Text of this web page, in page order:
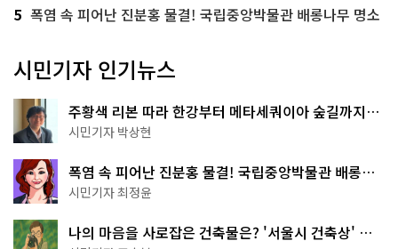
5 폭염 속 피어난 진분홍 물결! 국립중앙박물관 배롱나무 명소
시민기자 인기뉴스
주황색 리본 따라 한강부터 메타세쿼이아 숲길까지…
서울둘레길 15코스
시민기자 박상현
폭염 속 피어난 진분홍 물결! 국립중앙박물관 배롱나
무 명소
시민기자 최정윤
나의 마음을 사로잡은 건축물은? '서울시 건축상' 수